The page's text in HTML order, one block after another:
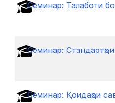
Семинар: Талаботи
Семинар:
Семинар: Қоидаҳои